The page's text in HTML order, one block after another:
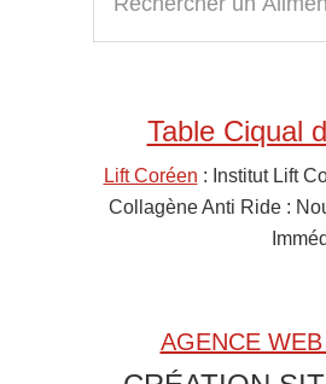
Sidebar
c
Table Ciqual
Lift Coréen : Institut Lift
Collagène Anti Ride :
AGENCE